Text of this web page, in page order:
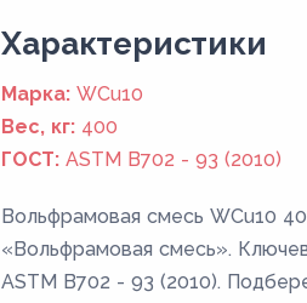
Xарактеристики
Марка: WCu10
Вес, кг: 400
ГОСТ: ASTM B702 - 93 (2010)
Вольфрамовая смесь WCu10
«Вольфрамовая смесь».
ASTM B702 - 93 (2010).